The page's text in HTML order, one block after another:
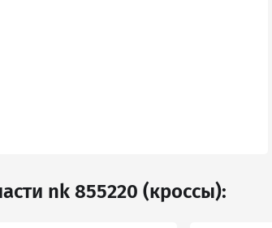
nk 855220 (кроссы):